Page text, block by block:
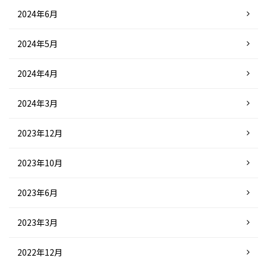
2024年6月
2024年5月
2024年4月
2024年3月
2023年12月
2023年10月
2023年6月
2023年3月
2022年12月